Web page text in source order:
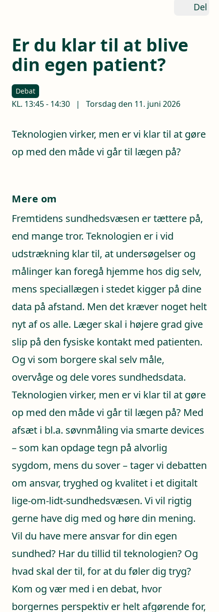
Del
Er du klar til at blive
din egen patient?
Debat
KL. 13:45- 14:30 | Torsdag den 11. juni 2026
Teknologien virker, men er vi klar til at gøre
op med den måde vi går til lægen på?
Mere om
Fremtidens sundhedsvæsen er tættere på,
end mange tror. Teknologien er i vid
udstrækning klar til, at undersøgelser og
målinger kan foregå hjemme hos dig selv,
mens speciallægen i stedet kigger på dine
data på afstand. Men det kræver noget helt
nyt af os alle. Læger skal i højere grad give
slip på den fysiske kontakt med patienten.
Og vi som borgere skal selv måle,
overvåge og dele vores sundhedsdata.
Teknologien virker, men er vi klar til at gøre
op med den måde vi går til lægen på? Med
afsæt i bl.a. søvnmåling via smarte devices
– som kan opdage tegn på alvorlig
sygdom, mens du sover – tager vi debatten
om ansvar, tryghed og kvalitet i et digitalt
lige-om-lidt-sundhedsvæsen. Vi vil rigtig
gerne have dig med og høre din mening.
Vil du have mere ansvar for din egen
sundhed? Har du tillid til teknologien? Og
hvad skal der til, for at du føler dig tryg?
Kom og vær med i en debat, hvor
borgernes perspektiv er helt afgørende for,